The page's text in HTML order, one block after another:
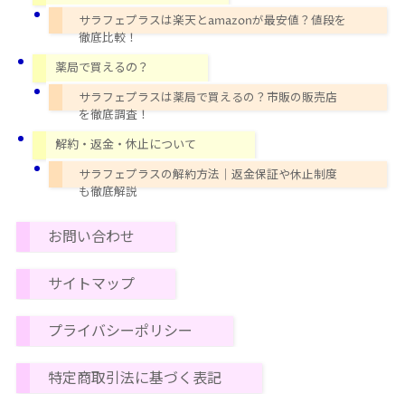
サラフェプラスは楽天とamazonが最安値？値段を
徹底比較！
薬局で買えるの？
サラフェプラスは薬局で買えるの？市販の販売店
を徹底調査！
解約・返金・休止について
サラフェプラスの解約方法｜返金保証や休止制度
も徹底解説
お問い合わせ
サイトマップ
プライバシーポリシー
特定商取引法に基づく表記